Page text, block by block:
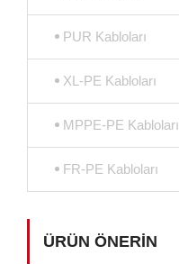
PUR Kabloları
XL-PE Kabloları
MPPE-PE Kabloları
FR-PE Kabloları
ÜRÜN ÖNERIN